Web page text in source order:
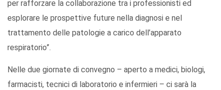
per rafforzare la collaborazione tra i professionisti ed
esplorare le prospettive future nella diagnosi e nel
trattamento delle patologie a carico dell’apparato
respiratorio”.
Nelle due giornate di convegno – aperto a medici, biologi,
farmacisti, tecnici di laboratorio e infermieri – ci sarà la